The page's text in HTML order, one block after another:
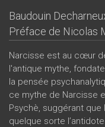
Baudouin
Préface de Nicolas
Narcisse est au cœur
l'antique mythe,
la pensée
ce mythe de Narcisse
Psychè, suggérant
quelque sorte